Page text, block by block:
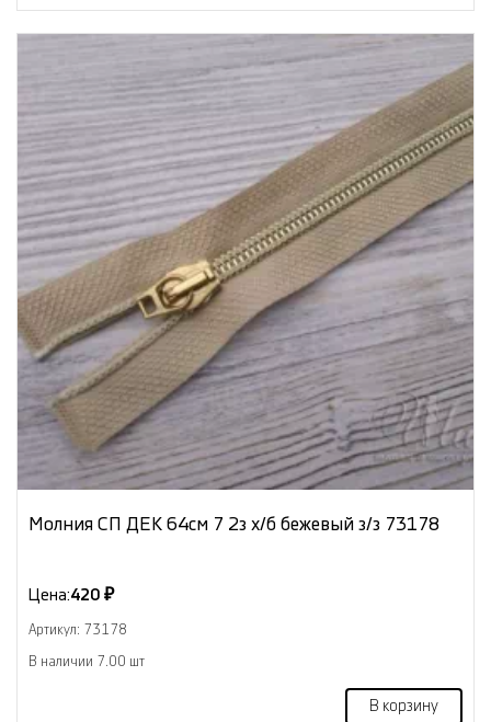
Молния СП ДЕК 64см 7 2з х/б бежевый з/з 73178
Цена:420 ₽
Артикул: 73178
В наличии 7.00 шт
В корзину